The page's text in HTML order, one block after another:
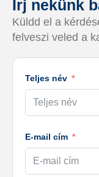
Írj nekünk
Küldd el a
felveszi veled a
Teljes név
E-mail cím